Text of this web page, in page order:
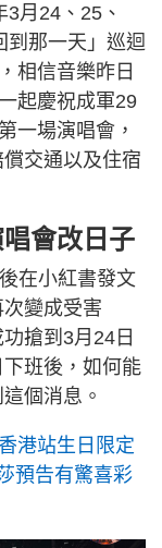
月24、25、
到那一天」巡迴
相信音樂昨日
起慶祝成軍29
一場演唱會，
交通以及住宿
唱會改日子
在小紅書發文
變成受害
搶到3月24日
班後，如何能
個消息。
港站生日限定
預告有驚喜彩